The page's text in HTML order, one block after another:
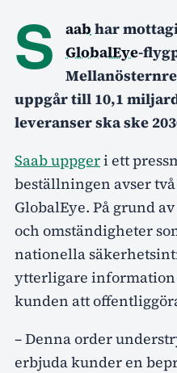
S aab har
GlobalEye-
uppgår till 10,1
leveranser ska ske
Saab uppgeri ett
beställningen avser
GlobalEye. På grund
och omständigheter
nationella
ytterligare
kunden att
– Denna order
erbjuda kunder en